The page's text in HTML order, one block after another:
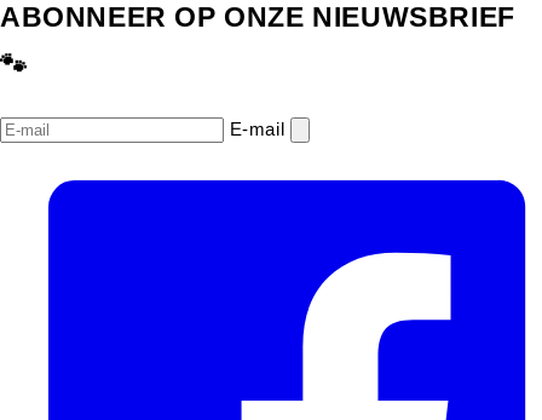
ABONNEER OP ONZE NIEUWSBRIEF
🐾
E‑mail